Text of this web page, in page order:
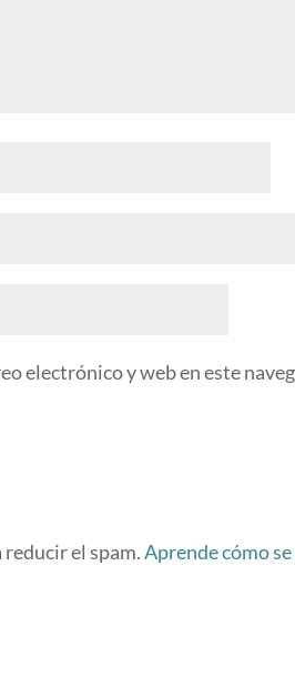
electrónico y web en este
reducir el spam.Aprende cómo